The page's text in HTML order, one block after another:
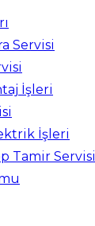
Servisi
İşleri
İşleri
Tamir Servisi